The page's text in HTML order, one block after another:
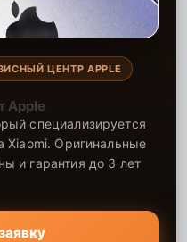
ЦЕНТР APPLE
Apple
специализируется
Xiaomi. Оригинальные
и гарантия до 3 лет